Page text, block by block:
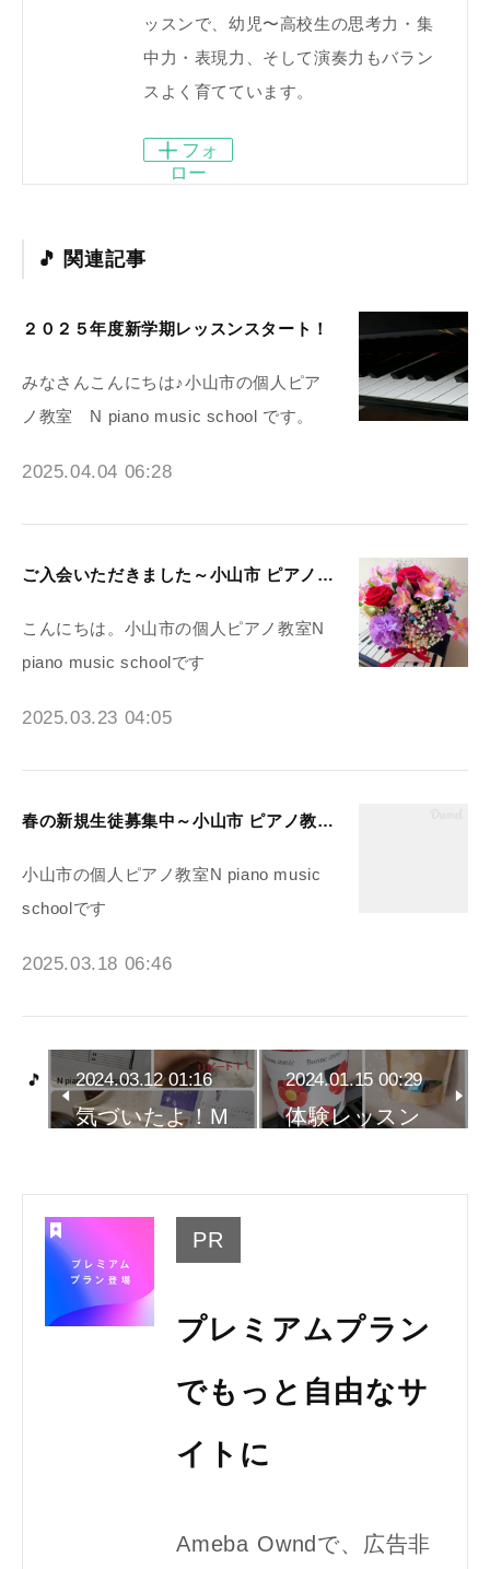
ッスンで、幼児〜高校生の思考力・集
中力・表現力、そして演奏力もバラン
スよく育てています。
フォ
ロー
関連記事
２０２５年度新学期レッスンスタート！
みなさんこんにちは♪小山市の個人ピア
ノ教室 N piano music school です。
2025.04.04 06:28
ご入会いただきました～小山市 ピアノ教室N piano music school
こんにちは。小山市の個人ピアノ教室N
piano music schoolです
2025.03.23 04:05
春の新規生徒募集中～小山市 ピアノ教室N piano music school
小山市の個人ピアノ教室N piano music
schoolです
2025.03.18 06:46
2024.03.12 01:16
気づいたよ！M
2024.01.15 00:29
体験レッスン
PR
プレミアムプラン
でもっと自由なサ
イトに
Ameba Owndで、広告非